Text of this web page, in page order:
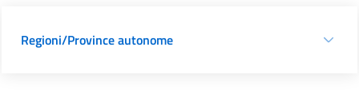
Regioni/Province autonome